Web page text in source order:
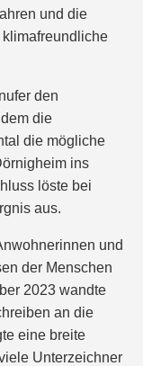
und die
den
die
die mögliche
ins
löste bei
aus.
und
der Menschen
2023 wandte
an die
eine breite
Unterzeichner